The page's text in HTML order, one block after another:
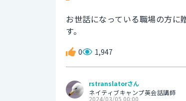
お世話になっている職場の方に
す。
0 1,947
rstranslatorさん
ネイティブキャンプ英会話講師
2024/03/05 00:00